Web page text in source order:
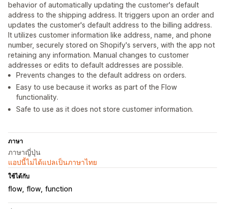
behavior of automatically updating the customer's default
address to the shipping address. It triggers upon an order and
updates the customer's default address to the billing address.
It utilizes customer information like address, name, and phone
number, securely stored on Shopify's servers, with the app not
retaining any information. Manual changes to customer
addresses or edits to default addresses are possible.
Prevents changes to the default address on orders.
Easy to use because it works as part of the Flow
functionality.
Safe to use as it does not store customer information.
ภาษา
ภาษาญี่ปุ่น
แอปนี้ไม่ได้แปลเป็นภาษาไทย
ใช้ได้กับ
flow flow function